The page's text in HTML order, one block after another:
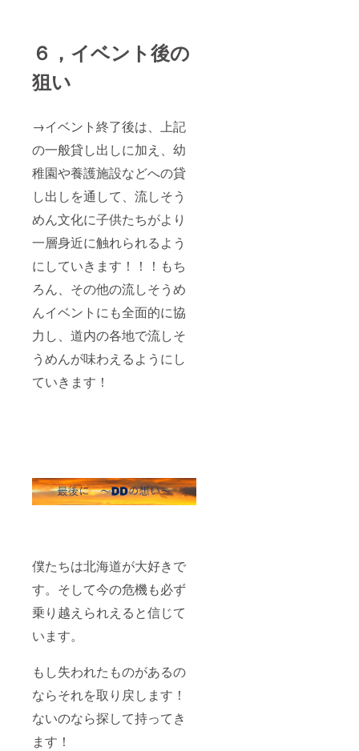
６，イベント後の
狙い
→イベント終了後は、上記
の一般貸し出しに加え、幼
稚園や養護施設などへの貸
し出しを通して、流しそう
めん文化に子供たちがより
一層身近に触れられるよう
にしていきます！！！もち
ろん、その他の流しそうめ
んイベントにも全面的に協
力し、道内の各地で流しそ
うめんが味わえるようにし
ていきます！
僕たちは北海道が大好きで
す。そして今の危機も必ず
乗り越えられえると信じて
います。
もし失われたものがあるの
ならそれを取り戻します！
ないのなら探して持ってき
ます！